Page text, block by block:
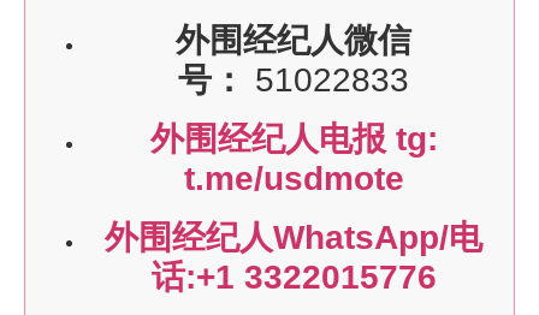
外围经纪人微信
号：
51022833
外围经纪人电报 tg:
t.me/usdmote
外围经纪人WhatsApp/电
话:+1 3322015776